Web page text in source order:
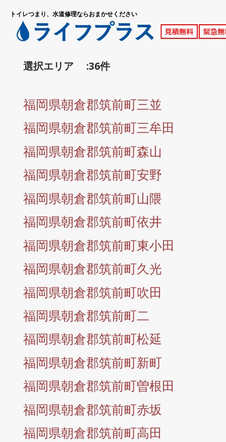
トイレつまり、水道修理ならおまかせください
選択エリア :36件
福岡県朝倉郡筑前町三並
福岡県朝倉郡筑前町三牟田
福岡県朝倉郡筑前町森山
福岡県朝倉郡筑前町安野
福岡県朝倉郡筑前町山隈
福岡県朝倉郡筑前町依井
福岡県朝倉郡筑前町東小田
福岡県朝倉郡筑前町久光
福岡県朝倉郡筑前町吹田
福岡県朝倉郡筑前町二
福岡県朝倉郡筑前町松延
福岡県朝倉郡筑前町新町
福岡県朝倉郡筑前町曽根田
福岡県朝倉郡筑前町赤坂
福岡県朝倉郡筑前町高田